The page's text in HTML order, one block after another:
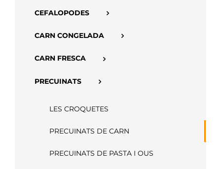
CATÀLEGS
CEFALOPODES
CARN CONGELADA
CARN FRESCA
PRECUINATS
LES CROQUETES
PRECUINATS DE CARN
PRECUINATS DE PASTA I OUS